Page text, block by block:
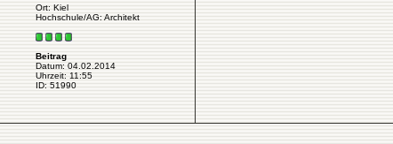
Ort: Kiel
Hochschule/AG: Architekt
Beitrag
Datum: 04.02.2014
Uhrzeit: 11:55
ID: 51990